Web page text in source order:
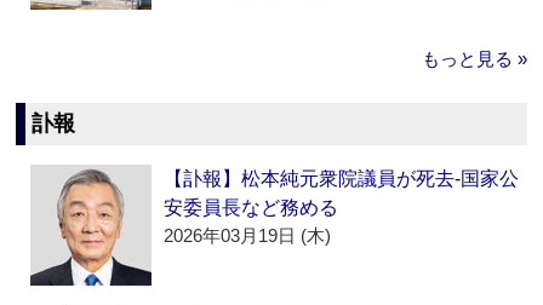
もっと見る »
訃報
【訃報】松本純元衆院議員が死去‐国家公
安委員長など務める
2026年03月19日 (木)